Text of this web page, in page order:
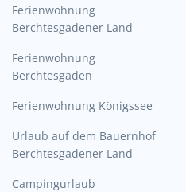
Ferienwohnung
Berchtesgadener Land
Ferienwohnung
Berchtesgaden
Ferienwohnung Königssee
Urlaub auf dem Bauernhof
Berchtesgadener Land
Campingurlaub